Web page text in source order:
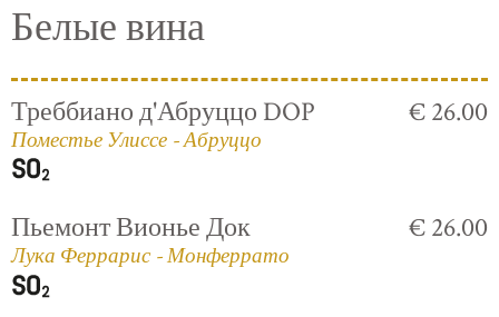
Белые вина
Треббиано д'Абруццо DOP
Поместье Улиссе - Абруццо
€ 26.00
Пьемонт Вионье Док
Лука Феррарис - Монферрато
€ 26.00